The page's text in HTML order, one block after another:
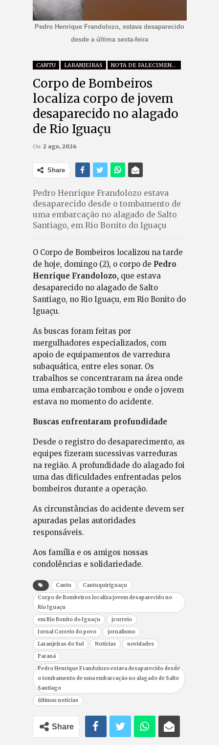
Pedro Henrique Frandolozo, estava desaparecido
desde a última sexta-feira
CANTU LARANJEIRAS NOTA DE FALECIMENTO
Corpo de Bombeiros
localiza corpo de jovem
desaparecido no alagado
de Rio Iguaçu
On 2 ago, 2026
Share
Pedro Henrique Frandolozo estava
desaparecido desde o tombamento de
uma embarcação no alagado de Salto
Santiago, em Rio Bonito do Iguaçu
O Corpo de Bombeiros localizou na tarde
de hoje, domingo (2), o corpo de Pedro
Henrique Frandolozo, que estava
desaparecido no alagado de Salto
Santiago, no Rio Iguaçu, em Rio Bonito do
Iguaçu.
As buscas foram feitas por
mergulhadores especializados, com
apoio de equipamentos de varredura
subaquática, entre eles sonar. Os
trabalhos se concentraram na área onde
uma embarcação tombou e onde o jovem
estava no momento do acidente.
Buscas enfrentaram profundidade
Desde o registro do desaparecimento, as
equipes fizeram sucessivas varreduras
na região. A profundidade do alagado foi
uma das dificuldades enfrentadas pelos
bombeiros durante a operação.
As circunstâncias do acidente devem ser
apuradas pelas autoridades
responsáveis.
Aos família e os amigos nossas
condolências e solidariedade.
Cantu
Cantuquiriguaçu
Corpo de Bombeiros localiza jovem desaparecido no
Rio Iguaçu
em Rio Bonito do Iguaçu
jcorreio
Jornal Correio do povo
jornalismo
Laranjeiras do Sul
Notícias
novidades
Paraná
Pedro Henrique Frandolozo estava desaparecido desde
o tombamento de uma embarcação no alagado de Salto
Santiago
últimas notícias
Share